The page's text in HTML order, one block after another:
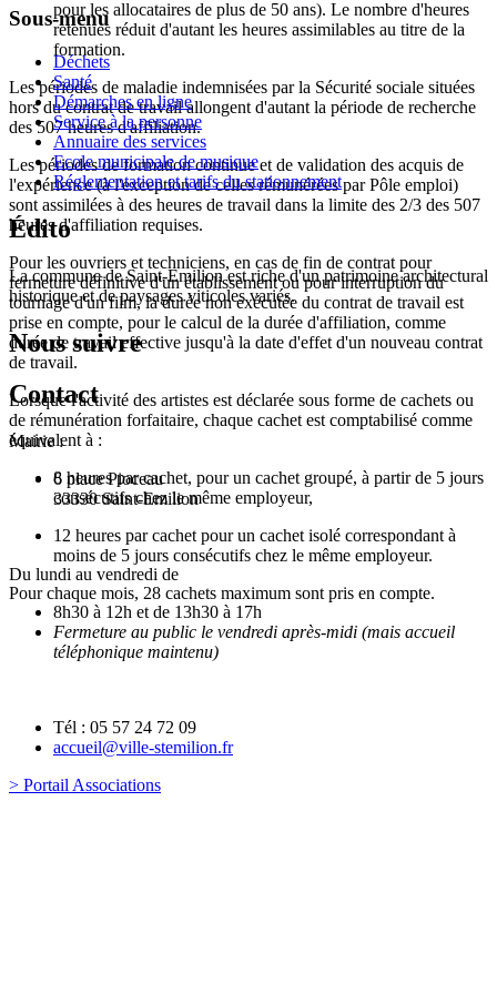
pour les allocataires de plus de 50 ans). Le nombre d'heures
retenues réduit d'autant les heures assimilables au titre de la
formation.
Les périodes de maladie indemnisées par la Sécurité sociale situées
hors du contrat de travail allongent d'autant la période de recherche
des 507 heures d'affiliation.
Les périodes de formation continue et de validation des acquis de
l'expérience (à l'exception de celles rémunérées par Pôle emploi)
sont assimilées à des heures de travail dans la limite des 2/3 des 507
heures d'affiliation requises.
Pour les ouvriers et techniciens, en cas de fin de contrat pour
fermeture définitive d'un établissement ou pour interruption du
tournage d'un film, la durée non exécutée du contrat de travail est
prise en compte, pour le calcul de la durée d'affiliation, comme
durée de travail effective jusqu'à la date d'effet d'un nouveau contrat
de travail.
Lorsque l'activité des artistes est déclarée sous forme de cachets ou
de rémunération forfaitaire, chaque cachet est comptabilisé comme
équivalent à :
8 heures par cachet, pour un cachet groupé, à partir de 5 jours
consécutifs chez le même employeur,
12 heures par cachet pour un cachet isolé correspondant à
moins de 5 jours consécutifs chez le même employeur.
Pour chaque mois, 28 cachets maximum sont pris en compte.
Sous-menu
Déchets
Santé
Démarches en ligne
Service à la personne
Annuaire des services
Ecole municipale de musique
Réglementation et tarifs du stationnement
Édito
La commune de Saint-Emilion est riche d'un patrimoine architectural
historique et de paysages viticoles variés.
Nous suivre
Contact
Mairie :
6 place Pioceau
33330 Saint-Emilion
Du lundi au vendredi de
8h30 à 12h et de 13h30 à 17h
Fermeture au public le vendredi après-midi (mais accueil
téléphonique maintenu)
Tél : 05 57 24 72 09
accueil@ville-stemilion.fr
> Portail Associations